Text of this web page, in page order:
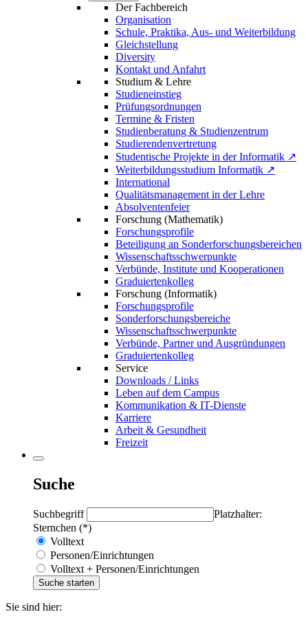
Der Fachbereich
Organisation
Schule, Praktika, Aus- und Weiterbildung
Gleichstellung
Diversity
Kontakt und Anfahrt
Studium & Lehre
Studieneinstieg
Prüfungsordnungen
Termine & Fristen
Studienberatung & Studienzentrum
Studierendenvertretung
Studentische Projekte in der Informatik ↗
Weiterbildungsstudium Informatik ↗
International
Qualitätsmanagement in der Lehre
Absolventenfeier
Forschung (Mathematik)
Forschungsprofile
Beteiligung an Sonderforschungsbereichen
Wissenschaftsschwerpunkte
Verbünde, Institute und Kooperationen
Graduiertenkolleg
Forschung (Informatik)
Forschungsprofile
Sonderforschungsbereiche
Wissenschaftsschwerpunkte
Verbünde, Partner und Ausgründungen
Graduiertenkolleg
Service
Downloads / Links
Leben auf dem Campus
Kommunikation & IT-Dienste
Karriere
Arbeit & Gesundheit
Freizeit
Suche
Suchbegriff
Platzhalter:
Sternchen (*)
Volltext
Personen/Einrichtungen
Volltext + Personen/Einrichtungen
Sie sind hier: